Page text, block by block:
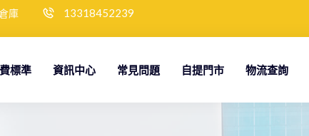
庫
13318452239
標準 資訊中心 常見問題 自提門市 物流查詢